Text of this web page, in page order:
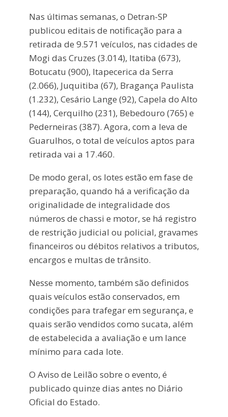
Nas últimas semanas, o Detran-SP
publicou editais de notificação para a
retirada de 9.571 veículos, nas cidades de
Mogi das Cruzes (3.014), Itatiba (673),
Botucatu (900), Itapecerica da Serra
(2.066), Juquitiba (67), Bragança Paulista
(1.232), Cesário Lange (92), Capela do Alto
(144), Cerquilho (231), Bebedouro (765) e
Pederneiras (387). Agora, com a leva de
Guarulhos, o total de veículos aptos para
retirada vai a 17.460.
De modo geral, os lotes estão em fase de
preparação, quando há a verificação da
originalidade de integralidade dos
números de chassi e motor, se há registro
de restrição judicial ou policial, gravames
financeiros ou débitos relativos a tributos,
encargos e multas de trânsito.
Nesse momento, também são definidos
quais veículos estão conservados, em
condições para trafegar em segurança, e
quais serão vendidos como sucata, além
de estabelecida a avaliação e um lance
mínimo para cada lote.
O Aviso de Leilão sobre o evento, é
publicado quinze dias antes no Diário
Oficial do Estado.